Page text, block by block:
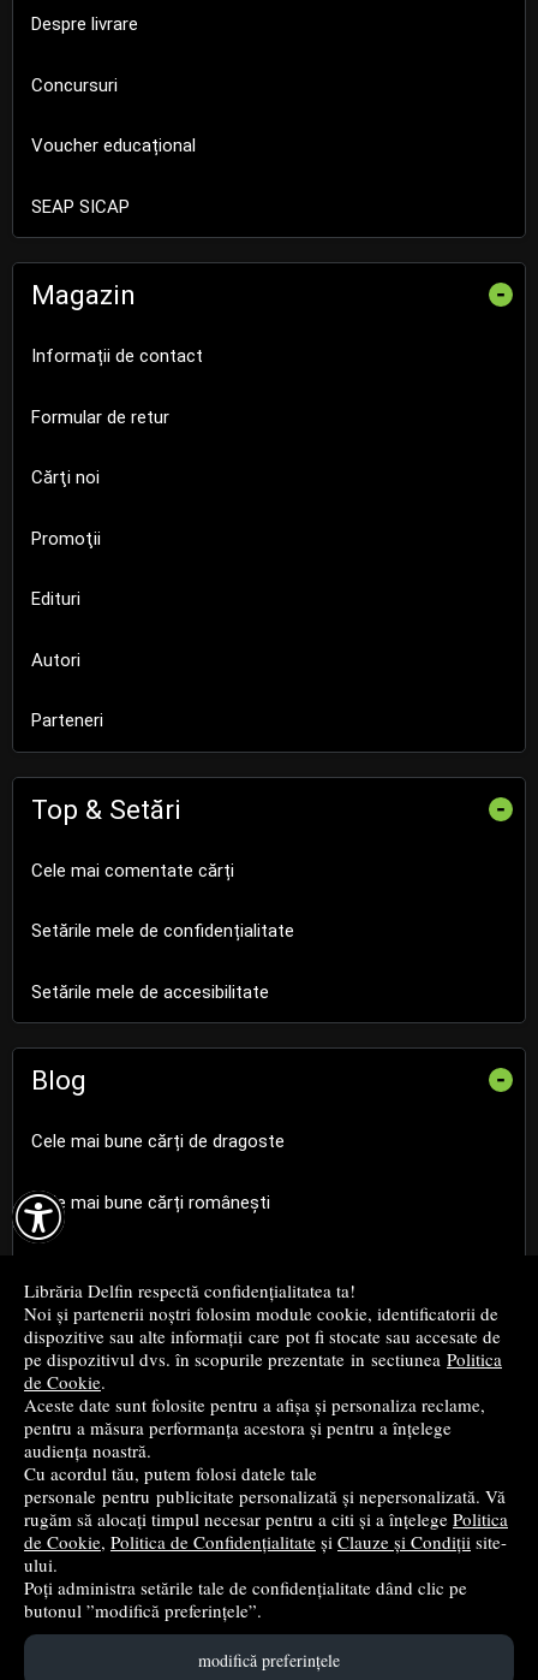

Librăria Delfin respectă confidențialitatea ta!
Noi și partenerii noștri folosim module cookie, identificatorii de
dispozitive sau alte informații care pot fi stocate sau accesate de
pe dispozitivul dvs. în scopurile prezentate in sectiunea Politica
de Cookie.
Aceste date sunt folosite pentru a afișa și personaliza reclame,
pentru a măsura performanța acestora și pentru a înțelege
audiența noastră.
Cu acordul tău, putem folosi datele tale
personale pentru publicitate personalizată și nepersonalizată. Vă
rugăm să alocați timpul necesar pentru a citi și a înțelege Politica
de Cookie, Politica de Confidențialitate și Clauze și Condiții site-
ului.
Poți administra setările tale de confidențialitate dând clic pe
butonul ”modifică preferințele”.
modifică preferințele
Despre livrare
Concursuri
Voucher educațional
SEAP SICAP
Magazin -
Informații de contact
Formular de retur
Cărţi noi
Promoţii
Edituri
Autori
Parteneri
Top & Setări -
Cele mai comentate cărți
Setările mele de confidențialitate
Setările mele de accesibilitate
Blog -
Cele mai bune cărți de dragoste
Cele mai bune cărți românești
Cele mai bune cărți de istorie
Top cărți beletristică
...toate știrile
© 2004 - 2026 Grup DZC SRL
Magazin onlinecreat de Vital Soft
Created in 0.0924 sec